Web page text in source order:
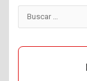
Buscar: